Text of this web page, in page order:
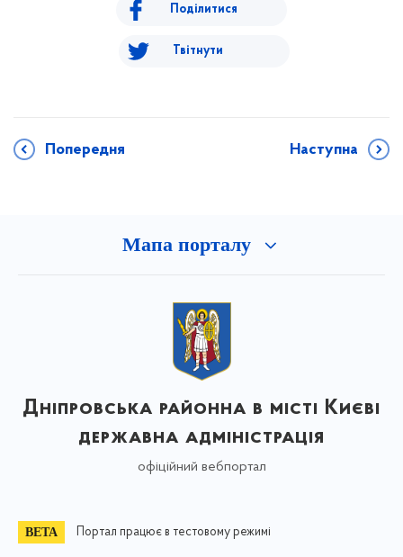
Поділитися
Твітнути
Попередня Наступна
Мапа порталу
Дніпровська районна в місті Києві
державна адміністрація
офіційний вебпортал
Портал працює в тестовому режимі